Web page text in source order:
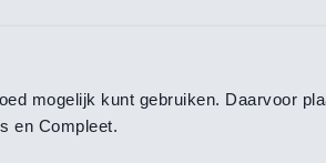
mogelijk kunt gebruiken. Daarvoor
en Compleet.